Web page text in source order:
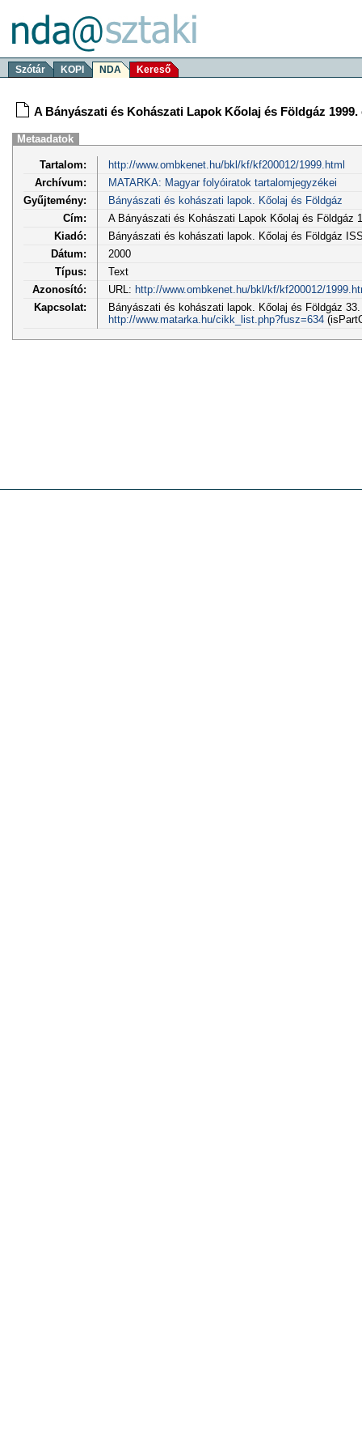
Szótár KOPI NDA Kereső
A Bányászati és Kohászati Lapok Kőolaj és Földgáz
Metaadatok
Tartalom:
http://www.ombkenet.hu/bkl/kf/kf200012/1999.html
Archívum:
MATARKA: Magyar folyóiratok tartalomjegyzékei
Gyűjtemény:
Bányászati és kohászati lapok. Kőolaj és Földgáz
Cím:
A Bányászati és Kohászati Lapok Kőolaj és Földgáz
Kiadó:
Bányászati és kohászati lapok. Kőolaj és Földgáz
Dátum:
2000
Típus:
Text
Azonosító:
URL: http://www.ombkenet.hu/bkl/kf/kf200012/
Kapcsolat:
Bányászati és kohászati lapok. Kőolaj és Földgáz
http://www.matarka.hu/cikk_list.php?fusz=634